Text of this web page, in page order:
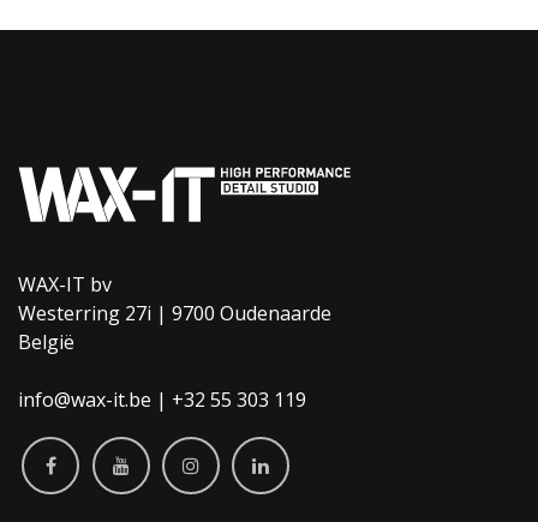
WAX-IT bv
Westerring 27i | 9700 Oudenaarde
België
info@wax-it.be | +32 55 303 119